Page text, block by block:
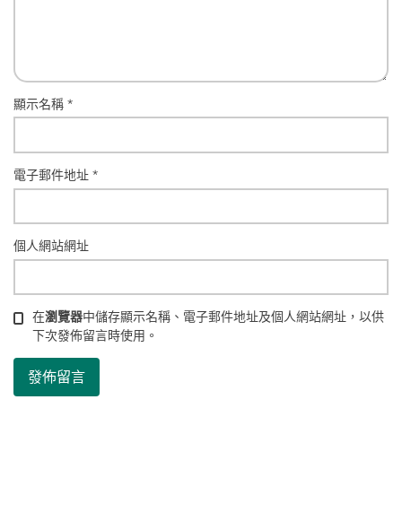
顯示名稱*
電子郵件地址*
個人網站網址
在瀏覽器中儲存顯示名稱、電子郵件地址及個人網站網址，以供
下次發佈留言時使用。